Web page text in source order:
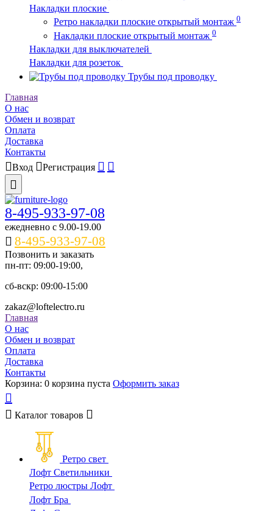
Накладки плоские
Ретро накладки плоские открытый монтаж 0
Накладки плоские открытый монтаж 0
Накладки для выключателей
Накладки для розеток
Трубы под проводку
Главная
О нас
Обмен и возврат
Оплата
Доставка
Контакты
Вход
Регистрация
8-495-933-97-08
ежедневно c 9.00-19.00
8-495-933-97-08
Позвонить и заказать
пн-пт: 09:00-19:00,
сб-вскр: 09:00-15:00
zakaz@loftelectro.ru
Главная
О нас
Обмен и возврат
Оплата
Доставка
Контакты
Корзина: 0 корзина пуста Оформить заказ
Каталог товаров
Ретро свет
Лофт Светильники
Ретро люстры Лофт
Лофт Бра